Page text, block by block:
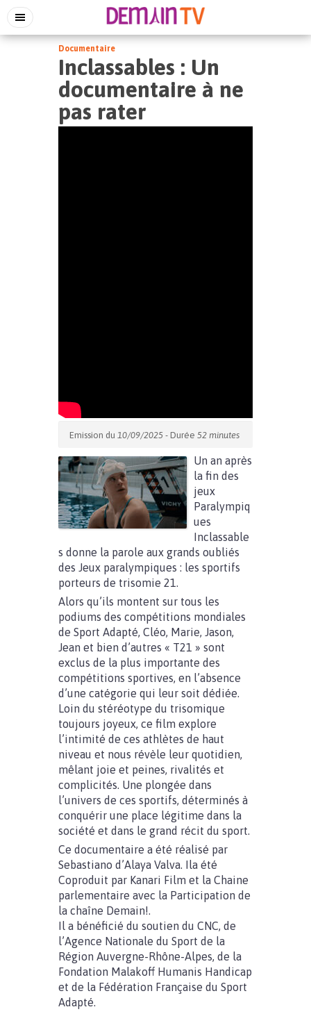
Documentaire
Inclassables : Un
documentaire à ne
pas rater
Emission du 10/09/2025 - Durée 52 minutes
Un an après
la fin des
jeux
Paralympiq
ues
Inclassable
s donne la parole aux grands oubliés
des Jeux paralympiques : les sportifs
porteurs de trisomie 21.
Alors qu’ils montent sur tous les
podiums des compétitions mondiales
de Sport Adapté, Cléo, Marie, Jason,
Jean et bien d’autres « T21 » sont
exclus de la plus importante des
compétitions sportives, en l’absence
d’une catégorie qui leur soit dédiée.
Loin du stéréotype du trisomique
toujours joyeux, ce film explore
l’intimité de ces athlètes de haut
niveau et nous révèle leur quotidien,
mêlant joie et peines, rivalités et
complicités. Une plongée dans
l’univers de ces sportifs, déterminés à
conquérir une place légitime dans la
société et dans le grand récit du sport.
Ce documentaire a été réalisé par
Sebastiano d’Alaya Valva. Ila été
Coproduit par Kanari Film et la Chaine
parlementaire avec la Participation de
la chaîne Demain!.
Il a bénéficié du soutien du CNC, de
l’Agence Nationale du Sport de la
Région Auvergne-Rhône-Alpes, de la
Fondation Malakoff Humanis Handicap
et de la Fédération Française du Sport
Adapté.